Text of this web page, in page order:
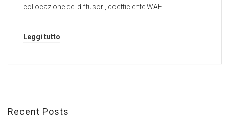
collocazione dei diffusori, coefficiente WAF…
Leggi tutto
Recent Posts